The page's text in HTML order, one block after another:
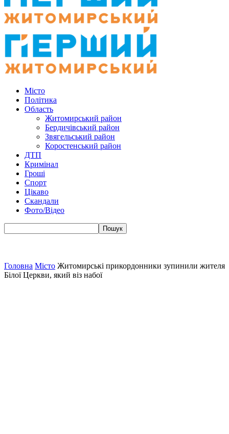
Місто
Політика
Область
Житомирський район
Бердичівський район
Звягельський район
Коростенський район
ДТП
Кримінал
Гроші
Спорт
Цікаво
Скандали
Фото/Відео
Головна Місто Житомирські прикордонники зупинили жителя
Білої Церкви, який віз набої